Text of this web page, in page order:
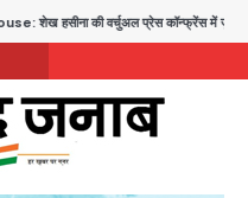
में जुड़ने पर भड़का गुस्सा, शाकिब अल